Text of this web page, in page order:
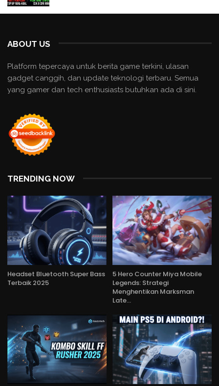
ABOUT US
Platform tepercaya untuk berita game terkini, ulasan
gadget canggih, dan update teknologi terbaru. Semua
yang gamer dan tech enthusiasts butuhkan ada di sini.
TRENDING NOW
Headset Bluetooth Super Bass
Terbaik 2025
5 Hero Counter Miya Mobile
Legends: Strategi
Menghentikan Marksman
Late…